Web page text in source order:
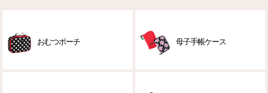
おむつポーチ 母子手帳ケース